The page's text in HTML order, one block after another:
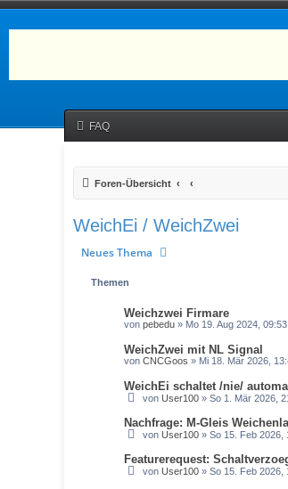
FAQ
Foren-Übersicht
WeichEi / WeichZwei
Neues Thema
Themen
Weichzwei Firmare
von pebedu » Mo 19. Aug 2024, 09:53
WeichZwei mit NL Signal
von CNCGoos » Mi 18. Mär 2026,
WeichEi schaltet /nie/
von User100 » So 1. Mär 2026,
Nachfrage: M-Gleis
von User100 » So 15. Feb 2026,
Featurerequest:
von User100 » So 15. Feb 2026,